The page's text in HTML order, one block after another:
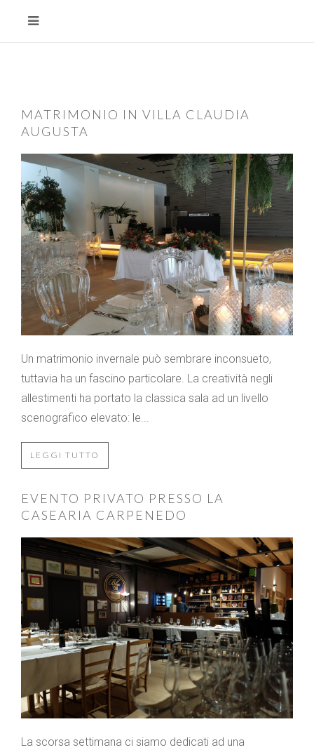
MATRIMONIO IN VILLA CLAUDIA
AUGUSTA
Un matrimonio invernale può sembrare inconsueto,
tuttavia ha un fascino particolare. La creatività negli
allestimenti ha portato la classica sala ad un livello
scenografico elevato: le...
LEGGI TUTTO
EVENTO PRIVATO PRESSO LA
CASEARIA CARPENEDO
La scorsa settimana ci siamo dedicati ad una